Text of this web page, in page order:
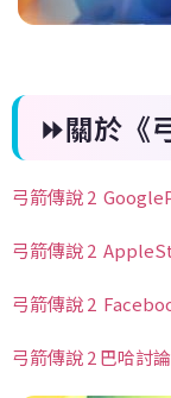
⏩關於《
弓箭傳說 2
弓箭傳說 2
弓箭傳說 2
弓箭傳說 2 巴哈討